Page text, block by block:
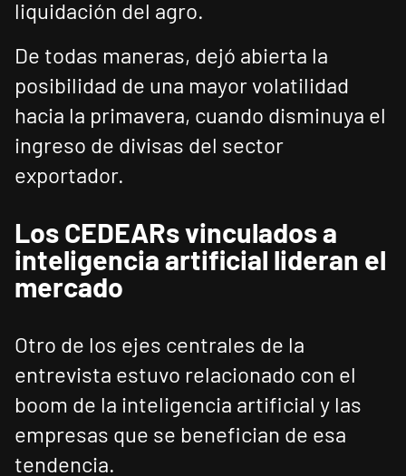
liquidación del agro.
De todas maneras, dejó abierta la
posibilidad de una mayor volatilidad
hacia la primavera, cuando disminuya el
ingreso de divisas del sector
exportador.
Los CEDEARs vinculados a
inteligencia artificial lideran el
mercado
Otro de los ejes centrales de la
entrevista estuvo relacionado con el
boom de la inteligencia artificial y las
empresas que se benefician de esa
tendencia.